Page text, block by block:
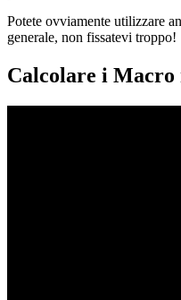
Potete ovviamente utilizzare
generale, non fissatevi troppo!
Calcolare i Macro